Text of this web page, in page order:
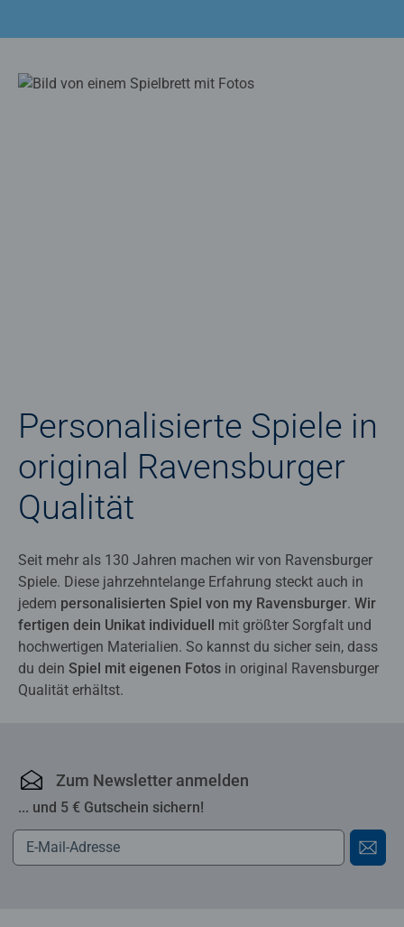
Personalisierte Spiele in
original Ravensburger
Qualität
Seit mehr als 130 Jahren machen wir von Ravensburger
Spiele. Diese jahrzehntelange Erfahrung steckt auch in
jedem personalisierten Spiel von my Ravensburger. Wir
fertigen dein Unikat individuell mit größter Sorgfalt und
hochwertigen Materialien. So kannst du sicher sein, dass
du dein Spiel mit eigenen Fotos in original Ravensburger
Qualität erhältst.
Zum Newsletter anmelden
... und 5 € Gutschein sichern!